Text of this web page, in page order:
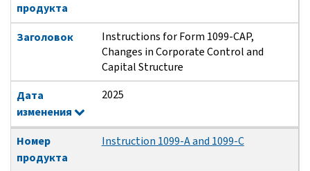
продукта
Заголовок
Instructions for Form 1099-CAP,
Changes in Corporate Control and
Capital Structure
Дата
изменения
2025
Номер
продукта
Instruction 1099-A and 1099-C